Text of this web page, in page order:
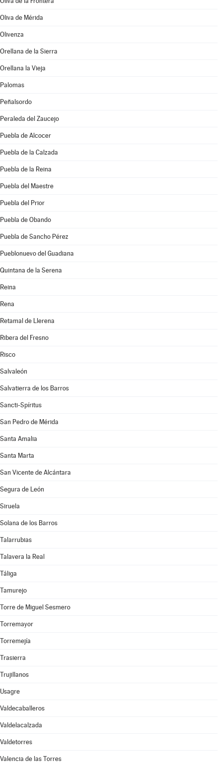
Oliva de Mérida
Olivenza
Orellana de la Sierra
Orellana la Vieja
Palomas
Peñalsordo
Peraleda del Zaucejo
Puebla de Alcocer
Puebla de la Calzada
Puebla de la Reina
Puebla del Maestre
Puebla del Prior
Puebla de Obando
Puebla de Sancho Pérez
Pueblonuevo del Guadiana
Quintana de la Serena
Reina
Rena
Retamal de Llerena
Ribera del Fresno
Risco
Salvaleón
Salvatierra de los Barros
Sancti-Spíritus
San Pedro de Mérida
Santa Amalia
Santa Marta
San Vicente de Alcántara
Segura de León
Siruela
Solana de los Barros
Talarrubias
Talavera la Real
Táliga
Tamurejo
Torre de Miguel Sesmero
Torremayor
Torremejía
Trasierra
Trujillanos
Usagre
Valdecaballeros
Valdelacalzada
Valdetorres
Valencia de las Torres